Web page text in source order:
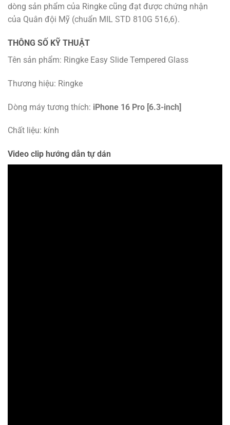
dòng sản phẩm của Ringke cũng đạt được chứng nhận
của Quân đội Mỹ (chuẩn MIL STD 810G 516,6).
THÔNG SỐ KỸ THUẬT
Tên sản phẩm: Ringke Easy Slide Tempered Glass
Thương hiệu: Ringke
Dòng máy tương thích: iPhone 16 Pro [6.3-inch]
Chất liệu: kính
Video clip hướng dẫn tự dán